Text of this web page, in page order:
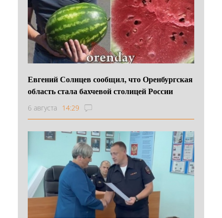
Евгений Солнцев сообщил, что Оренбургская
область стала бахчевой столицей России
6 августа 14:29